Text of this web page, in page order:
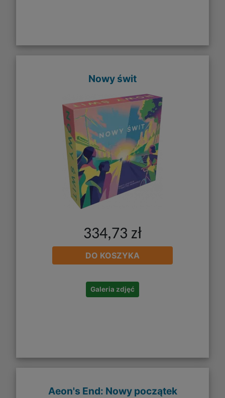
Nowy świt
334,73 zł
DO KOSZYKA
Galeria zdjęć
Aeon's End: Nowy początek